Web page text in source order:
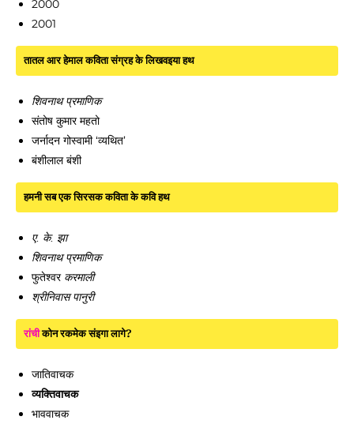
2000
2001
तातल आर हेमाल कविता संग्रह के लिखवइया हथ
शिवनाथ प्रमाणिक
संतोष कुमार महतो
जर्नादन गोस्वामी ‘व्यथित’
बंशीलाल बंशी
हमनी सब एक सिरसक कविता के कवि हथ
ए. के. झा
शिवनाथ प्रमाणिक
फुतेश्वर करमाली
श्रीनिवास पानुरी
रांचीकोन रकमेक संइगा लागे?
जातिवाचक
व्यक्तिवाचक
भाववाचक